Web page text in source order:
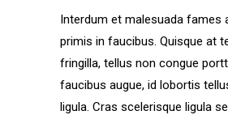
Interdum et malesuada fames
primis in faucibus. Quisque at
fringilla, tellus non congue
faucibus augue, id lobortis
ligula. Cras scelerisque ligula